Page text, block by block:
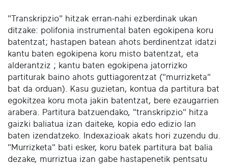
"Transkripzio" hitzak erran-nahi ezberdinak ukan
ditzake: polifonia instrumental baten egokipena koru
batentzat; hastapen batean ahots berdinentzat idatzi
kantu baten egokipena koru misto batentzat, eta
alderantziz ; kantu baten egokipena jatorrizko
partiturak baino ahots guttiagorentzat ("murrizketa"
bat da orduan). Kasu guzietan, kontua da partitura bat
egokitzea koru mota jakin batentzat, bere ezaugarrien
arabera. Partitura batzuendako, "transkripzio" hitza
gaizki baliatua izan daiteke, kopia edo edizio lan
baten izendatzeko. Indexazioak akats hori zuzendu du.
"Murrizketa" bati esker, koru batek partitura bat balia
dezake, murriztua izan gabe hastapenetik pentsatu